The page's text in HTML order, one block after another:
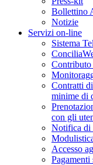
Bollettino
Notizie
Servizi on-line
Sistema
Contratti
minime di
con gli
Notifica di
Accesso
Pagamenti